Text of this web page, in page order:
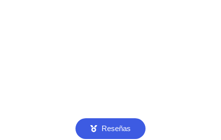
Reseñas